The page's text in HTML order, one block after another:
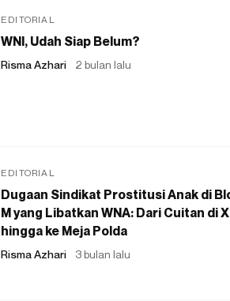
EDITORIAL
WNI, Udah Siap Belum?
Risma Azhari 2 bulan lalu
EDITORIAL
Dugaan Sindikat Prostitusi Anak di
M yang Libatkan WNA: Dari Cuitan di X
hingga ke Meja Polda
Risma Azhari 3 bulan lalu